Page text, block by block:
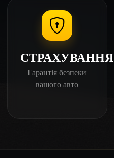
СТРАХУВАННЯ
Гарантія безпеки
вашого авто